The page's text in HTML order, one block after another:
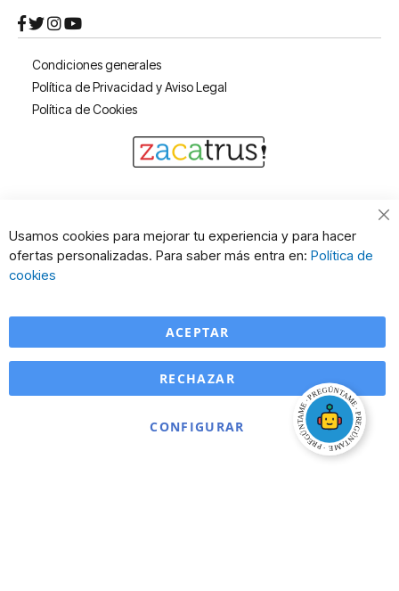
Condiciones generales
Política de Privacidad y Aviso Legal
Política de Cookies
Usamos cookies para mejorar tu experiencia y para hacer
ofertas personalizadas. Para saber más entra en: Política de
cookies
ACEPTAR
CONFIGURAR
RECHAZAR